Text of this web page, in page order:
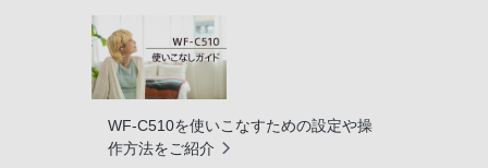
WF-C510を使いこなすための設定や操
作方法をご紹介